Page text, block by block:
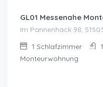
GL01 Messenahe
Im Pannenhack 98,
1 Schlafzimmer 1
Monteurwohnung